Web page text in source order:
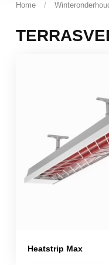
Home /
Heatstrip Max